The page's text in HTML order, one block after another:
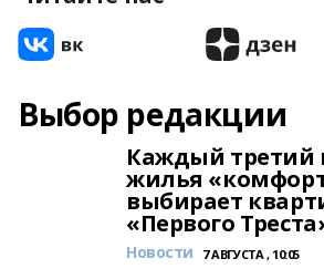
Выбор редакции
Каждый третий
жилья
выбирает
«Первого
Новости 7 АВГУСТА , 10:05